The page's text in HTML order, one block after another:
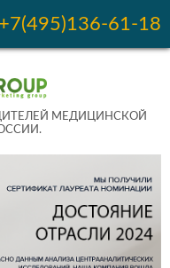
+7(495)136-61-18
МЕДИЦИНСКОЙ